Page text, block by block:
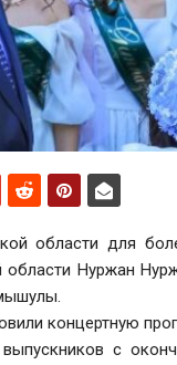
области для
Нуржан
концертную
выпускников с